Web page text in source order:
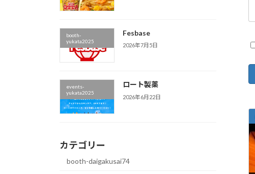
booth-
yukata2025
Fesbase
2026年7月5日
events-
yukata2025
ロート製薬
2026年6月22日
カテゴリー
booth-daigakusai74